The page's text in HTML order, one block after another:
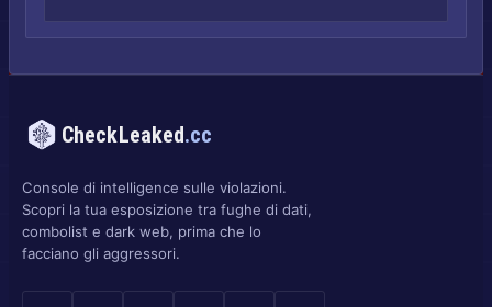
CheckLeaked.cc
Console di intelligence sulle violazioni.
Scopri la tua esposizione tra fughe di dati,
combolist e dark web, prima che lo
facciano gli aggressori.